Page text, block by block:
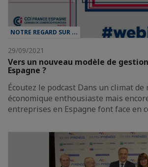
NOTRE REGARD SUR ...
29/09/2021
Vers un nouveau modèle de
Espagne ?
Écoutez le podcast Dans un climat de
économique enthousiaste mais
entreprises en Espagne font face en